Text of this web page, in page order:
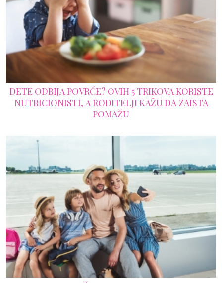
DETE ODBIJA POVRĆE? OVIH 5 TRIKOVA KORISTE
NUTRICIONISTI, A RODITELJI KAŽU DA ZAISTA
POMAŽU